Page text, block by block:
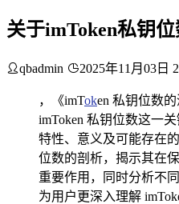
关于imToken私钥
qbadmin 2025年11月03日
，《imToken 私钥位数
imToken 私钥位数这一
特性、意义及可能存在
位数的剖析，揭示其在
重要作用，同时分析不
为用户更深入理解